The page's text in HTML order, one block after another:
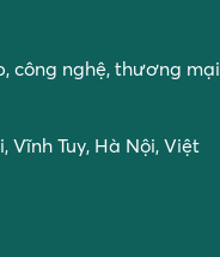
công nghệ, thương mại
Vĩnh Tuy, Hà Nội, Việt